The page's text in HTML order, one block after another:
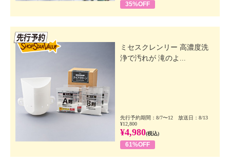
35%OFF
ミセスクレンリー 高濃度洗
浄で汚れが 滝のよ...
先行予約期間：8/7〜12 放送日：8/13
¥12,800
¥4,980(税込)
61%OFF